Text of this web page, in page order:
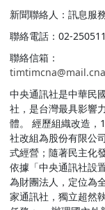
新聞聯絡人：訊息服
聯絡電話：02-
聯絡信箱：
中央通訊社是中華民
社，是台灣最具影響
體。 經歷組織改造，
社改組為股份有限公
式經營；隨著民主化
依據「中央通訊社設
為財團法人，定位為
家通訊社，獨立超然